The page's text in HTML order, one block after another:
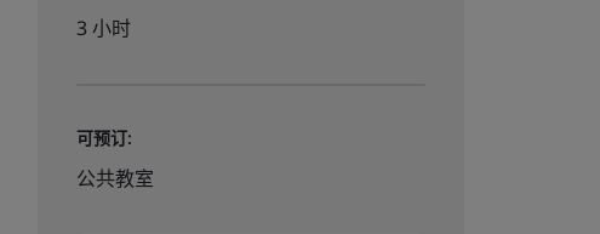
3 小时
可预订:
公共教室